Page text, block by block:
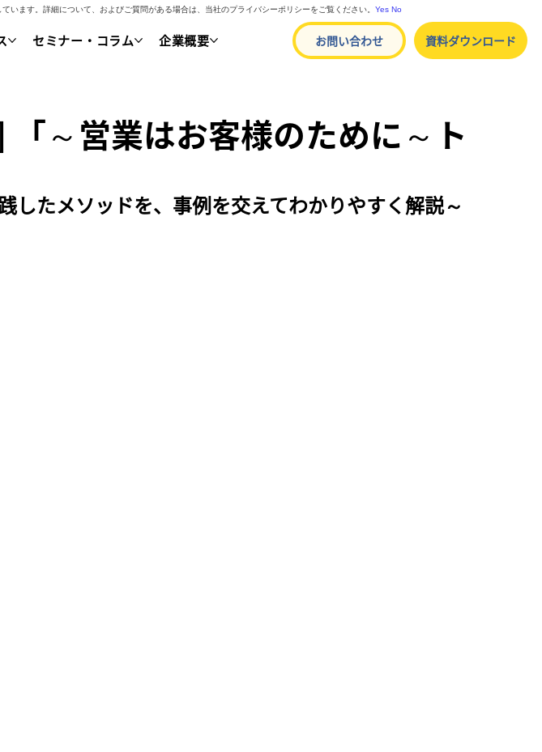
セミナー・コラム 企業概要 お問い合わせ 資料ダウンロード
～営業はお客様のために～ト
したメソッドを、事例を交えてわかりやすく解説～
ます。詳細について、およびご質問がある場合は、当社のプライバシーポリシーをご覧ください。 Yes No